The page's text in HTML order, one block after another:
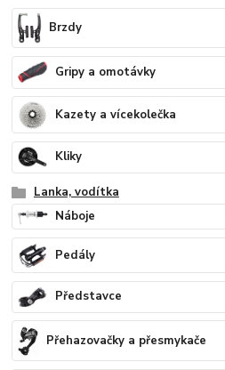
Brzdy
Gripy a omotávky
Kazety a vícekolečka
Kliky
Lanka, vodítka
Náboje
Pedály
Představce
Přehazovačky a přesmykače